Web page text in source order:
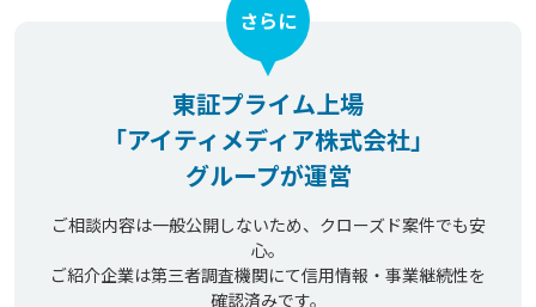
東証プライム上場
「アイティメディア株式会社」
グループが運営
さらに
ご相談内容は一般公開しないため、クローズド案件でも安
心。
ご紹介企業は第三者調査機関にて信用情報・事業継続性を
確認済みです。